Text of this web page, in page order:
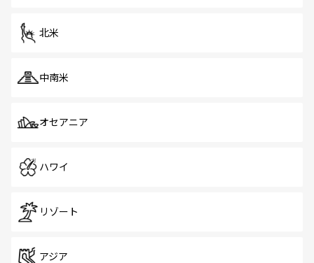
北米
中南米
オセアニア
ハワイ
リゾート
アジア